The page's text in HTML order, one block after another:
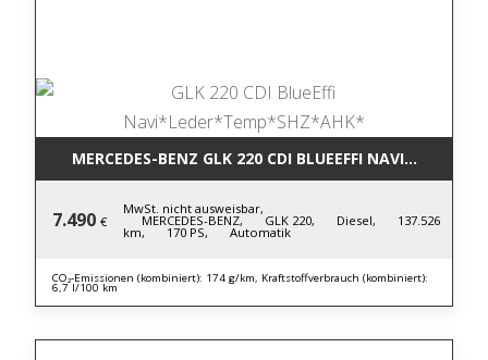
MERCEDES-BENZ GLK 220 CDI
7.490 €
MwSt. nicht ausweisbar,
MERCEDES-BENZ, GLK 220, Diesel, 137.526
km, 170 PS, Automatik
CO₂-Emissionen (kombiniert): 174 g/km, Kraftstoffverbrauch (kombiniert):
6,7 l/100 km